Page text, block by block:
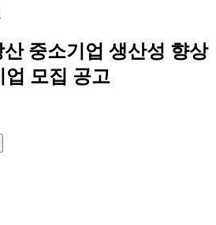
중소기업 생산성 향상
업 모집 공고